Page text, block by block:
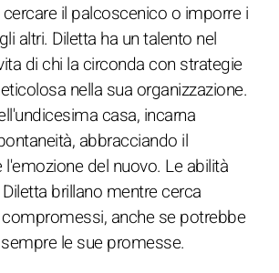
il palcoscenico o imporre i
altri. Diletta ha un talento nel
di chi la circonda con strategie
nella sua organizzazione.
casa, incarna
abbracciando il
del nuovo. Le abilità
brillano mentre cerca
anche se potrebbe
le sue promesse.